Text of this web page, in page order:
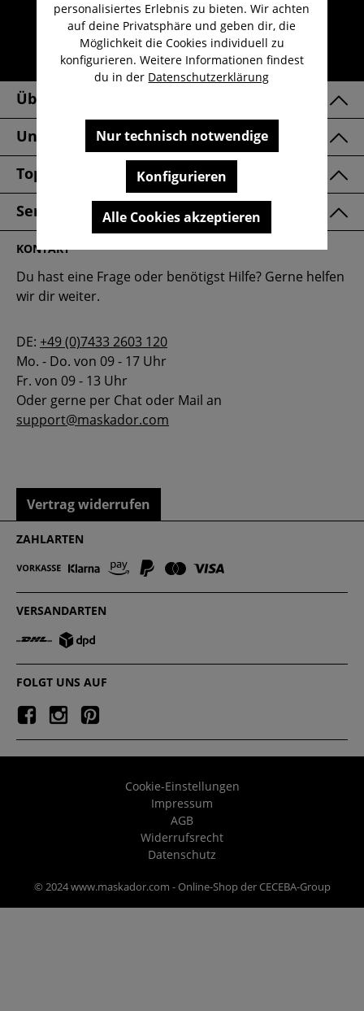
Kostenloser Versand ab 29,-€
Lieferzeit 1-3 Werktage
30 Tage kostenlose Retoure
Über Uns
Unsere Marken
Top Kategorien
Service & FAQ
KONTAKT
Du hast eine Frage oder benötigst Hilfe? Gerne helfen
wir dir weiter.
DE: +49 (0)7433 2603 120
Mo. - Do. von 09 - 17 Uhr
Fr. von 09 - 13 Uhr
Oder gerne per Chat oder Mail an
support@maskador.com
Vertrag widerrufen
ZAHLARTEN
VERSANDARTEN
FOLGT UNS AUF
Cookie-Einstellungen
Impressum
AGB
Widerrufsrecht
Datenschutz
© 2024 www.maskador.com - Online-Shop der CECEBA-Group
personalisiertes Erlebnis zu bieten. Wir achten
auf deine Privatsphäre und geben dir, die
Möglichkeit die Cookies individuell zu
konfigurieren. Weitere Informationen findest
du in der Datenschutzerklärung
Nur technisch notwendige
Konfigurieren
Alle Cookies akzeptieren